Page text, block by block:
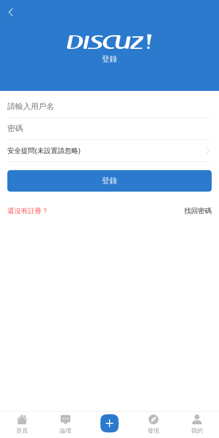
登錄
安全提問(未設置請忽略)
登錄
找回密碼
還沒有註冊？
首頁 論壇 發現 我的